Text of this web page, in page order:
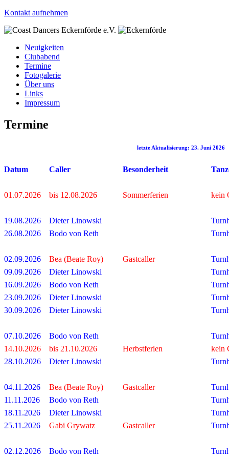
Kontakt aufnehmen
Neuigkeiten
Clubabend
Termine
Fotogalerie
Über uns
Links
Impressum
Termine
letzte Aktualisierung: 23. Juni 2026
Datum Caller Besonderheit
01.07.2026 bis 12.08.2026 Sommerferien kein
19.08.2026 Dieter Linowski
26.08.2026
Bodo von Reth
02.09.2026 Bea (Beate Roy) Gastcaller
09.09.2026
Dieter Linowski
16.09.2026
Bodo von Reth
23.09.2026
Dieter Linowski
30.09.2026
Dieter Linowski
07.10.2026 Bodo von Reth
14.10.2026
bis 21.10.2026 Herbstferien
kein
28.10.2026
Dieter Linowski
04.11.2026 Bea (Beate Roy) Gastcaller
11.11.2026
Bodo von Reth
18.11.2026
Dieter Linowski
25.11.2026
Gabi Grywatz Gastcaller
02.12.2026 Bodo von Reth